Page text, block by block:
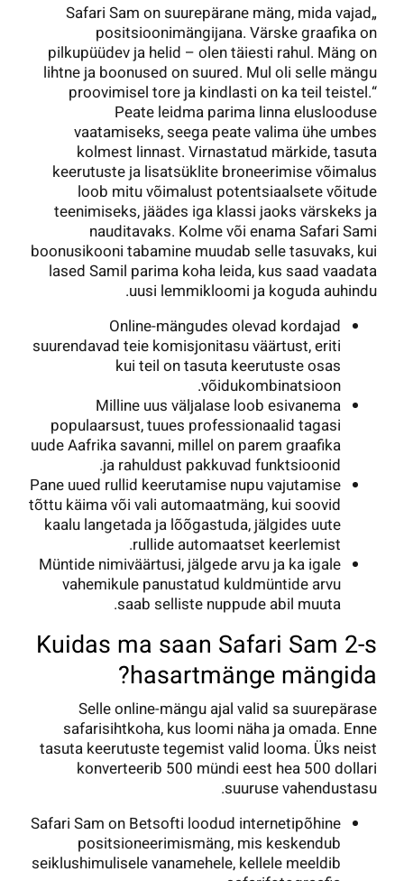
„Safari Sam on suurepärane mäng, mida vajad
positsioonimängijana. Värske graafika on
pilkupüüdev ja helid – olen täiesti rahul. Mäng on
lihtne ja boonused on suured. Mul oli selle mängu
proovimisel tore ja kindlasti on ka teil teistel.“
Peate leidma parima linna eluslooduse
vaatamiseks, seega peate valima ühe umbes
kolmest linnast. Virnastatud märkide, tasuta
keerutuste ja lisatsüklite broneerimise võimalus
loob mitu võimalust potentsiaalsete võitude
teenimiseks, jäädes iga klassi jaoks värskeks ja
nauditavaks. Kolme või enama Safari Sami
boonusikooni tabamine muudab selle tasuvaks, kui
lased Samil parima koha leida, kus saad vaadata
uusi lemmikloomi ja koguda auhindu.
Online-mängudes olevad kordajad
suurendavad teie komisjonitasu väärtust, eriti
kui teil on tasuta keerutuste osas
võidukombinatsioon.
Milline uus väljalase loob esivanema
populaarsust, tuues professionaalid tagasi
uude Aafrika savanni, millel on parem graafika
ja rahuldust pakkuvad funktsioonid.
Pane uued rullid keerutamise nupu vajutamise
tõttu käima või vali automaatmäng, kui soovid
kaalu langetada ja lõõgastuda, jälgides uute
rullide automaatset keerlemist.
Müntide nimiväärtusi, jälgede arvu ja ka igale
vahemikule panustatud kuldmüntide arvu
saab selliste nuppude abil muuta.
Kuidas ma saan Safari Sam 2-s
hasartmänge mängida?
Selle online-mängu ajal valid sa suurepärase
safarisihtkoha, kus loomi näha ja omada. Enne
tasuta keerutuste tegemist valid looma. Üks neist
konverteerib 500 mündi eest hea 500 dollari
suuruse vahendustasu.
Safari Sam on Betsofti loodud internetipõhine
positsioneerimismäng, mis keskendub
seiklushimulisele vanamehele, kellele meeldib